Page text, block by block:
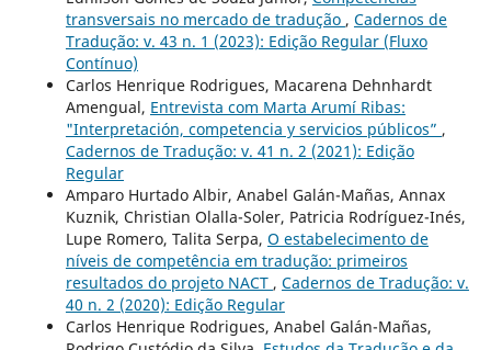
transversais no mercado de tradução , Cadernos de
Tradução: v. 43 n. 1 (2023): Edição Regular (Fluxo
Contínuo)
Carlos Henrique Rodrigues, Macarena Dehnhardt
Amengual, Entrevista com Marta Arumí Ribas:
"Interpretación, competencia y servicios públicos” ,
Cadernos de Tradução: v. 41 n. 2 (2021): Edição
Regular
Amparo Hurtado Albir, Anabel Galán-Mañas, Annax
Kuznik, Christian Olalla-Soler, Patricia Rodríguez-Inés,
Lupe Romero, Talita Serpa, O estabelecimento de
níveis de competência em tradução: primeiros
resultados do projeto NACT , Cadernos de Tradução: v.
40 n. 2 (2020): Edição Regular
Carlos Henrique Rodrigues, Anabel Galán-Mañas,